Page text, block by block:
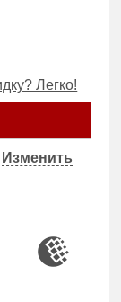
Легко!
Изменить